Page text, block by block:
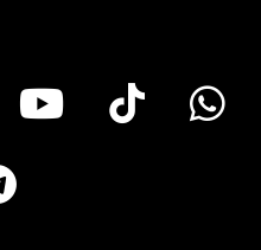
Instagram
Youtube
Tik